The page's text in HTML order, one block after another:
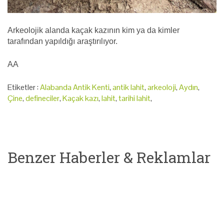
Arkeolojik alanda kaçak kazının kim ya da kimler
tarafından yapıldığı araştırılıyor.
AA
Etiketler :Alabanda Antik Kenti,antik lahit,arkeoloji,Aydın,
Çine,defineciler,Kaçak kazı,lahit,tarihi lahit,
Benzer Haberler & Reklamlar